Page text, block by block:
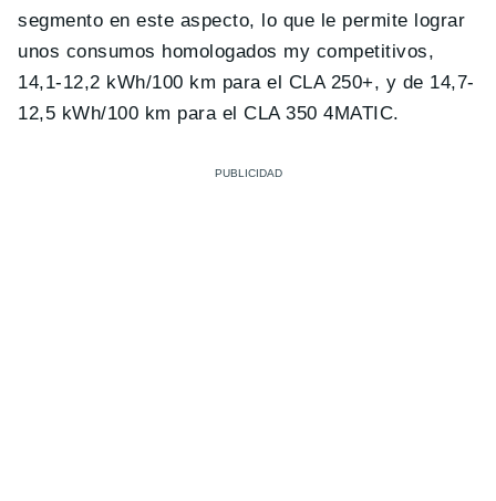
segmento en este aspecto, lo que le permite lograr
unos consumos homologados my competitivos,
14,1-12,2 kWh/100 km para el CLA 250+, y de 14,7-
12,5 kWh/100 km para el CLA 350 4MATIC.